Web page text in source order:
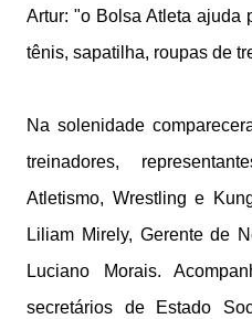
Artur: "o Bolsa Atleta ajuda
tênis, sapatilha, roupas de
Na solenidade
treinadores,
Atletismo, Wrestling e
Liliam Mirely, Gerente de
Luciano Morais.
secretários de Estado